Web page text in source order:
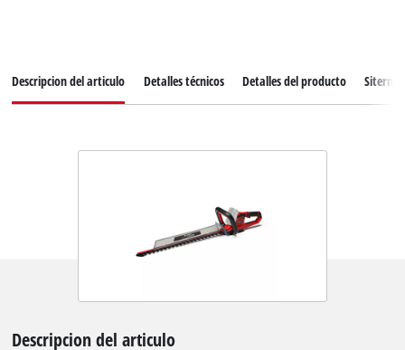
Descripcion del articulo Detalles técnicos Detalles del producto
Descripcion del articulo